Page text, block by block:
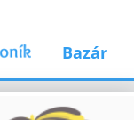
Bazár